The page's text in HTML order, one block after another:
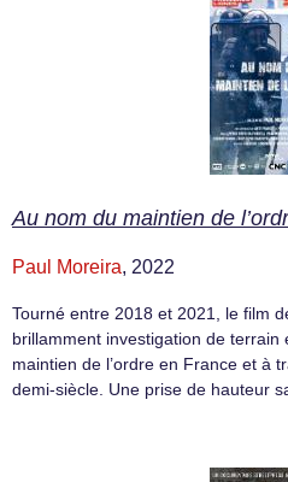
Au nom du maintien de
Paul Moreira, 2022
Tourné entre 2018 et 2021, le film
brillamment investigation de terrain
maintien de l’ordre en France et à
demi-siècle. Une prise de hauteur